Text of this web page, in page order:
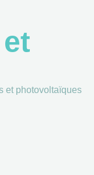
et photovoltaïques